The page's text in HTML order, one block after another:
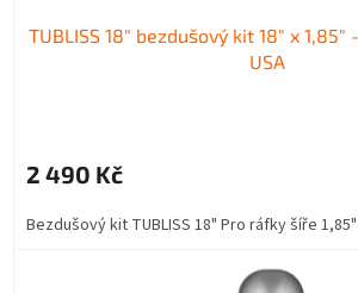
TUBLISS 18" bezdušový kit 18" x 1,85"
USA
2 490 Kč
Bezdušový kit TUBLISS 18" Pro ráfky šíře